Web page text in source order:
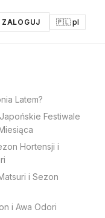
ZALOGUJ 🇵🇱 pl
Latem?
Festiwale
Hortensji i
i Sezon
i Awa Odori